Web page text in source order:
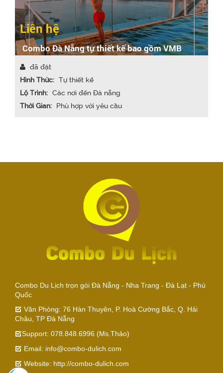
Liên hệ
Combo Đà Nẵng tự thiết kế bao gồm VMB
đã đặt
Hình Thức: Tự thiết kế
Lộ Trình: Các nơi đến Đà nẵng
Thời Gian: Phù hợp với yêu cầu
Combo Du Lịch trọn gói Đà Nẵng - Nha Trang - Đà Lạt - Phú
Quốc
Văn Phòng: 76 Hàn Thuyên, P. Hoà Cường Bắc, Q. Hải
Châu, TP Đà Nẵng
Support: 078.848.6996 (Ms.Thảo)
Email: info@combo-dulich.com
Website: http://combo-dulich.com